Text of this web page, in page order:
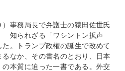
事務局長で弁護士の猿田佐世氏
知られざる「ワシントン拡声
。トランプ政権の誕生で改めて
なか、その書名のとおり、日本
本質に迫った一書である。外交